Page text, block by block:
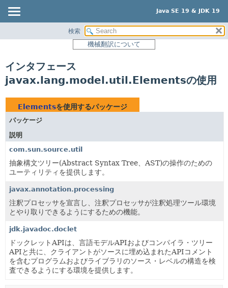
Java SE 19 & JDK 19
パッケージ
クラス
使用
ツリー
新規
非推奨
索引
ヘルプ
検索
機械翻訳について
インタフェース
javax.lang.model.util.Elementsの使用
Elementsを使用するパッケージ
パッケージ
説明
com.sun.source.util
抽象構文ツリー(Abstract Syntax Tree、AST)の操作のための
ユーティリティを提供します。
javax.annotation.processing
注釈プロセッサを宣言し、注釈プロセッサが注釈処理ツール環境
とやり取りできるようにするための機能。
jdk.javadoc.doclet
ドックレットAPIは、言語モデルAPIおよびコンパイラ・ツリー
APIと共に、クライアントがソースに埋め込まれたAPIコメント
を含むプログラムおよびライブラリのソース・レベルの構造を検
査できるようにする環境を提供します。